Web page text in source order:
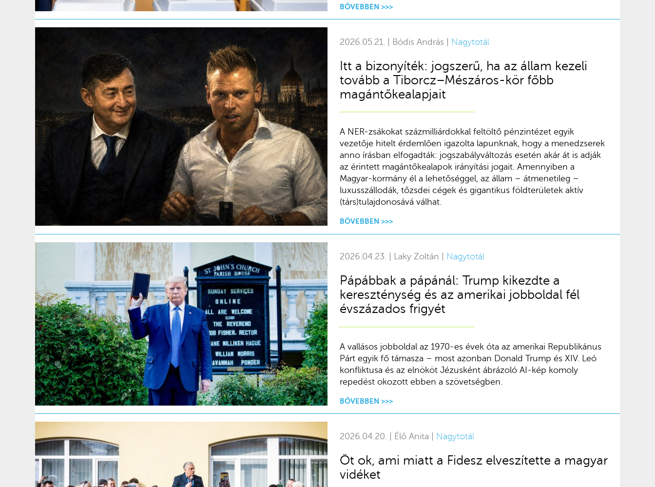
BŐVEBBEN >>>
2026.05.21. | Bódis András | Nagytotál
Itt a bizonyíték: jogszerű, ha az állam kezeli
tovább a Tiborcz–Mészáros-kör főbb
magántőkealapjait
A NER-zsákokat százmilliárdokkal feltöltő pénzintézet egyik
vezetője hitelt érdemlően igazolta lapunknak, hogy a menedzserek
anno írásban elfogadták: jogszabályváltozás esetén akár át is adják
az érintett magántőkealapok irányítási jogait. Amennyiben a
Magyar-kormány él a lehetőséggel, az állam – átmenetileg –
luxusszállodák, tőzsdei cégek és gigantikus földterületek aktív
(társ)tulajdonosává válhat.
BŐVEBBEN >>>
2026.04.23. | Laky Zoltán | Nagytotál
Pápábbak a pápánál: Trump kikezdte a
kereszténység és az amerikai jobboldal fél
évszázados frigyét
A vallásos jobboldal az 1970-es évek óta az amerikai Republikánus
Párt egyik fő támasza – most azonban Donald Trump és XIV. Leó
konfliktusa és az elnököt Jézusként ábrázoló AI-kép komoly
repedést okozott ebben a szövetségben.
BŐVEBBEN >>>
2026.04.20. | Élő Anita | Nagytotál
Öt ok, ami miatt a Fidesz elveszítette a magyar
vidéket